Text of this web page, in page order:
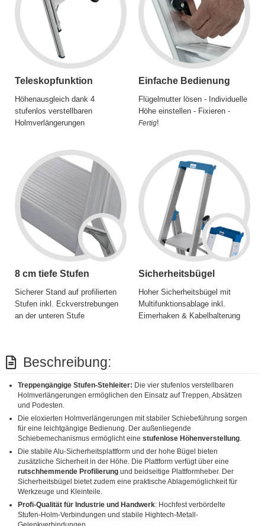
Teleskopfunktion
Höhenausgleich dank 4
stufenlos verstellbaren
Holmverlängerungen
Einfache Bedienung
Flügelmutter lösen - Individuelle
Höhe einstellen - Fixieren -
Fertig!
8 cm tiefe Stufen
Sicherer Stand auf profilierten
Stufen inkl. Eckverstrebungen
an der unteren Stufe
Sicherheitsbügel
Hoher Sicherheitsbügel mit
Multifunktionsablage inkl.
Eimerhaken & Kabelhalterung
Beschreibung:
Treppengängige Stufen-Stehleiter: Die vier stufenlos verstellbaren
Holmverlängerungen ermöglichen den Einsatz auf Treppen, Absätzen
und Podesten.
Die eloxierten Holmverlängerungen mit stabiler Schiebeführung sorgen
für eine leichtgängige Bedienung. Der außenliegende
Schiebemechanismus ermöglicht eine stufenlose Höhenverstellung
Die stabile Alu-Sicherheitsplattform und der hohe Bügel bieten
zusätzliche Sicherheit in der Höhe. Die Plattform verfügt über eine
rutschhemmende Profilierung und beidseitige Plattformheber. Der
Sicherheitsbügel bietet zudem eine praktische Ablagemöglichkeit für
Werkzeuge und Kleinteile.
Profi-Qualität für Industrie und Handwerk: Hochfest verbördelte
Stufen-Holm-Verbindungen und stabile Hightech-Metall-